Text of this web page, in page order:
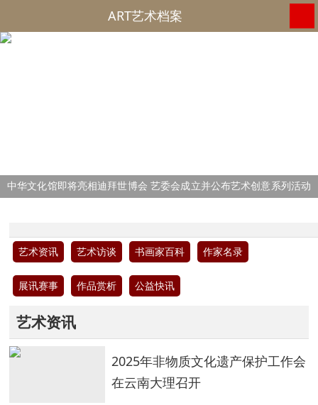
ART艺术档案
中华文化馆即将亮相迪拜世博会 艺委会成立并公布艺术创意系列活动
2
艺术资讯 艺术访谈 书画家百科 作家名录
展讯赛事 作品赏析 公益快讯
艺术资讯
2025年非物质文化遗产保护工作会
在云南大理召开